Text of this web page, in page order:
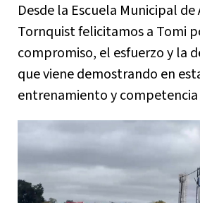
Desde la Escuela Municipal
Tornquist felicitamos a Tomi
compromiso, el esfuerzo y la
que viene demostrando en
entrenamiento y